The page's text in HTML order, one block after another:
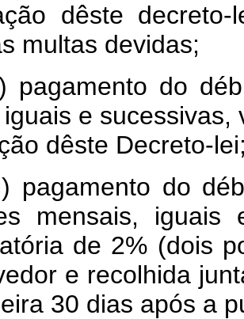
dêste
multas devidas;
do
e
dêste Decreto-
do
mensais,
de 2% (dois
e recolhida
30 dias após a